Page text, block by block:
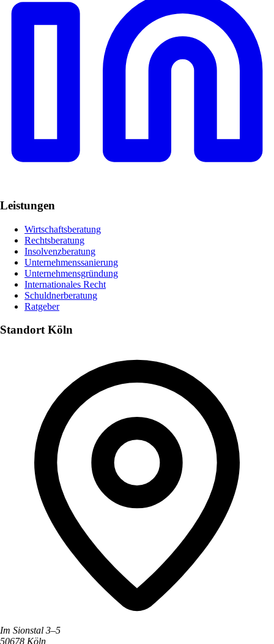
Leistungen
Wirtschaftsberatung
Rechtsberatung
Insolvenzberatung
Unternehmenssanierung
Unternehmensgründung
Internationales Recht
Schuldnerberatung
Ratgeber
Standort Köln
Im Sionstal 3–5
50678 Köln